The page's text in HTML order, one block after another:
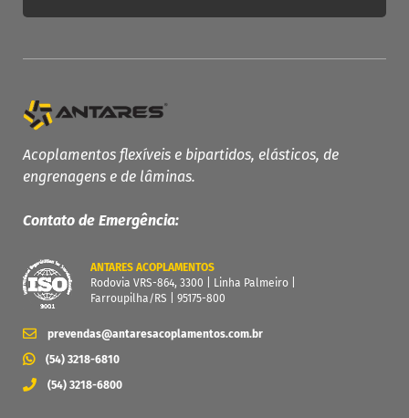
Acoplamentos flexíveis e bipartidos, elásticos, de
engrenagens e de lâminas.
Contato de Emergência:
ANTARES ACOPLAMENTOS
Rodovia VRS-864, 3300 | Linha Palmeiro |
Farroupilha/RS | 95175-800
prevendas@antaresacoplamentos.com.br
(54) 3218-6810
(54) 3218-6800
PRODUTOS ANTARES
Linha Completa
Acoplamentos Flexíveis
Acoplamentos Elásticos
Acoplamento de Lâminas
Contra Recuos
MAIS
Garantia
Catálogo
Dimensione seu acoplamento
Central de Downloads